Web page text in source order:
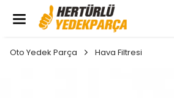
Oto Yedek Parça Hava Filtresi